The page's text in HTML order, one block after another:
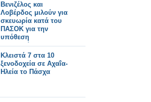
Βενιζέλος και
Λοβέρδος μιλούν για
σκευωρία κατά του
ΠΑΣΟΚ για την
υπόθεση
Τσοχατζόπουλου
Κλειστά 7 στα 10
ξενοδοχεία σε Αχαΐα-
Ηλεία το Πάσχα